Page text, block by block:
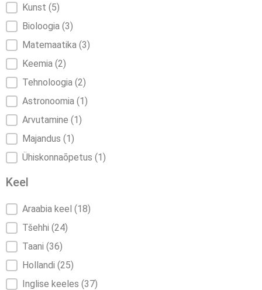
Kunst (5)
Bioloogia (3)
Matemaatika (3)
Keemia (2)
Tehnoloogia (2)
Astronoomia (1)
Arvutamine (1)
Majandus (1)
Ühiskonnaõpetus (1)
Keel
KeelAraabia keel (18)
Tšehhi (24)
Taani (36)
Hollandi (25)
Inglise keeles (37)